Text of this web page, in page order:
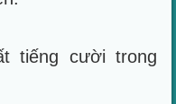
tiếng cười trong